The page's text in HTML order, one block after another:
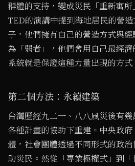
群體的支持，變成災民「重新寓所
TED的演講中提到海地居民的營
子，他們擁有自己的營造方式與
為「弱者」，他們會用自己最經
系統就是保證這種力量出現的方式
第二個方法：永續建築
台灣歷經九二一、八八風災後有
各種計畫的協助下重建。中央政
體，社會團體透過不同形式的政
助災民。然從「專業極權式」到